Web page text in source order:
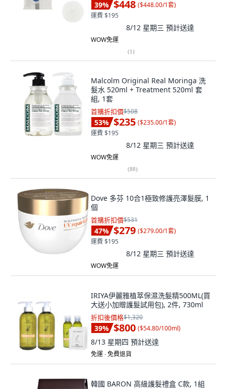
39% $448 ($448.00/1套)
運費 $195
8/12 星期三 預計送達
WOW免運
(1)
Malcolm Original Real Moringa 洗
髮水 520ml + Treatment 520ml 套
組, 1套
首購折扣價$508
53% $235 ($235.00/1套)
運費 $195
8/12 星期三 預計送達
WOW免運
(88)
Dove 多芬 10合1極致修護亮澤髮膜, 1
個
首購折扣價$531
47% $279 ($279.00/1套)
運費 $195
8/12 星期三 預計送達
WOW免運
IRIYA伊麗雅植萃保濕洗髮精500ML(買
大送小加贈護髮試用包), 2件, 730ml
折扣後價格$1,320
39% $800 ($54.80/100ml)
8/13 星期四 預計送達
免運 ∙ 免費退貨
韓國 BARON 高級護髮禮盒 C款, 1組